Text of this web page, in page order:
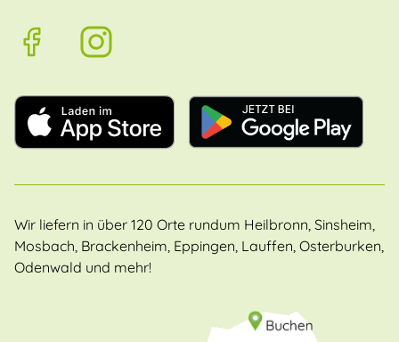
Wir liefern in über 120 Orte rundum Heilbronn, Sinsheim,
Mosbach, Brackenheim, Eppingen, Lauffen, Osterburken,
Odenwald und mehr!